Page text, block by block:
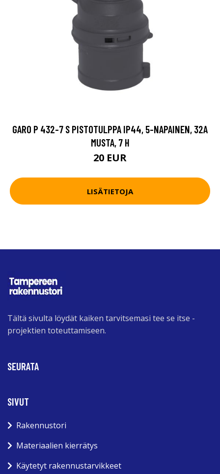
GARO P 432-7 S PISTOTULPPA IP44, 5-NAPAINEN, 32A
MUSTA, 7 H
20 EUR
LISÄTIETOJA
Tältä sivulta löydät kaiken tarvitsemasi tee se itse -
projektien toteuttamiseen.
SEURATA
SIVUT
Rakennustori
Materiaalien kierrätys
Käytetyt rakennustarvikkeet